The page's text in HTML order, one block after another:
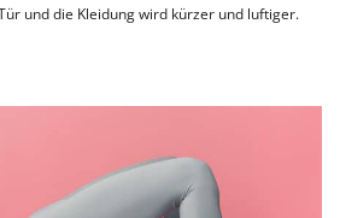
und die Kleidung wird kürzer und luftiger.